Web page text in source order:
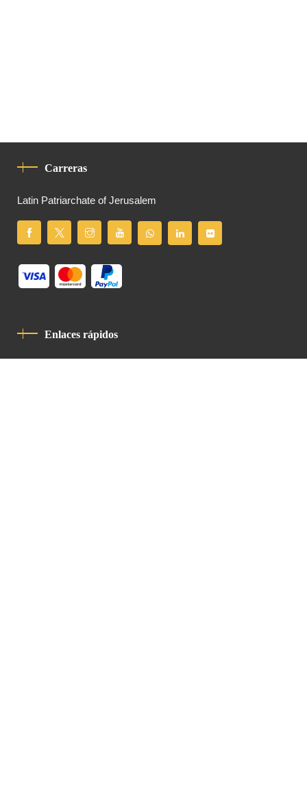
Carreras
Latin Patriarchate of Jerusalem
Enlaces rápidos